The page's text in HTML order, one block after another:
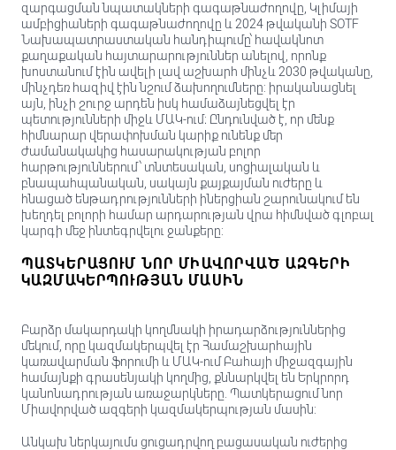
զարգացման նպատակների գագաթնաժողովը, Կլիմայի
ամբիցիաների գագաթնաժողովը և 2024 թվականի SOTF
Նախապատրաստական ​​հանդիպումը՝ հավակնոտ
քաղաքական հայտարարություններ անելով, որոնք
խոստանում էին ավելի լավ աշխարհ մինչև 2030 թվականը,
մինչդեռ հազիվ էին նշում ձախողումները: իրականացնել
այն, ինչի շուրջ արդեն իսկ համաձայնեցվել էր
պետությունների միջև ՄԱԿ-ում։ Ընդունված է, որ մենք
հիմնարար վերափոխման կարիք ունենք մեր
ժամանակակից հասարակության բոլոր
հարթություններում՝ տնտեսական, սոցիալական և
բնապահպանական, սակայն քայքայման ուժերը և
հնացած ենթադրությունների իներցիան շարունակում են
խեղդել բոլորի համար արդարության վրա հիմնված գլոբալ
կարգի մեջ ինտեգրվելու ջանքերը:
ՊԱՏԿԵՐԱՑՈՒՄ ՆՈՐ ՄԻԱՎՈՐՎԱԾ ԱԶԳԵՐԻ
ԿԱԶՄԱԿԵՐՊՈՒԹՅԱՆ ՄԱՍԻՆ
Բարձր մակարդակի կողմնակի իրադարձություններից
մեկում, որը կազմակերպվել էր Համաշխարհային
կառավարման ֆորումի և ՄԱԿ-ում Բահայի միջազգային
համայնքի գրասենյակի կողմից, քննարկվել են Երկրորդ
կանոնադրության առաջարկները. Պատկերացում նոր
Միավորված ազգերի կազմակերպության մասին:
Անկախ ներկայումս ցուցադրվող բացասական ուժերից